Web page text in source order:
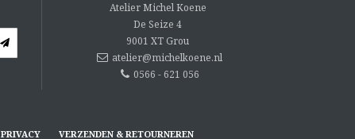
Atelier Michel Koene
De Seize 4
9001 XT Grou
atelier@michelkoene.nl
0566 - 621 056
PRIVACY VERZENDEN & RETOURNEREN